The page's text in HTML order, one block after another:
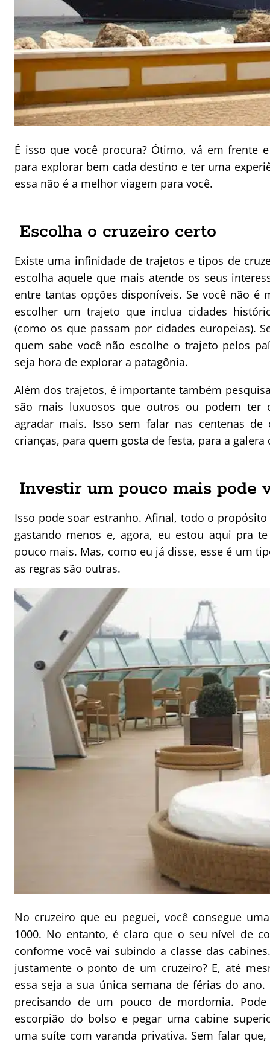
É isso que você procura? Ótimo, vá em frente
para explorar bem cada destino e ter uma
essa não é a melhor viagem para você.
Escolha o cruzeiro certo
Existe uma infinidade de trajetos e tipos de
escolha aquele que mais atende os seus
entre tantas opções disponíveis. Se você não
escolher um trajeto que inclua cidades
(como os que passam por cidades europeias).
quem sabe você não escolhe o trajeto pelos
seja hora de explorar a patagônia.
Além dos trajetos, é importante também
são mais luxuosos que outros ou podem ter
agradar mais. Isso sem falar nas centenas
crianças, para quem gosta de festa, para a
Investir um pouco mais pode
Isso pode soar estranho. Afinal, todo o
gastando menos e, agora, eu estou aqui pra
pouco mais. Mas, como eu já disse, esse é um
as regras são outras.
No cruzeiro que eu peguei, você consegue
1000. No entanto, é claro que o seu nível de
conforme você vai subindo a classe das
justamente o ponto de um cruzeiro? E, até
essa seja a sua única semana de férias do
precisando de um pouco de mordomia.
escorpião do bolso e pegar uma cabine
uma suíte com varanda privativa. Sem falar